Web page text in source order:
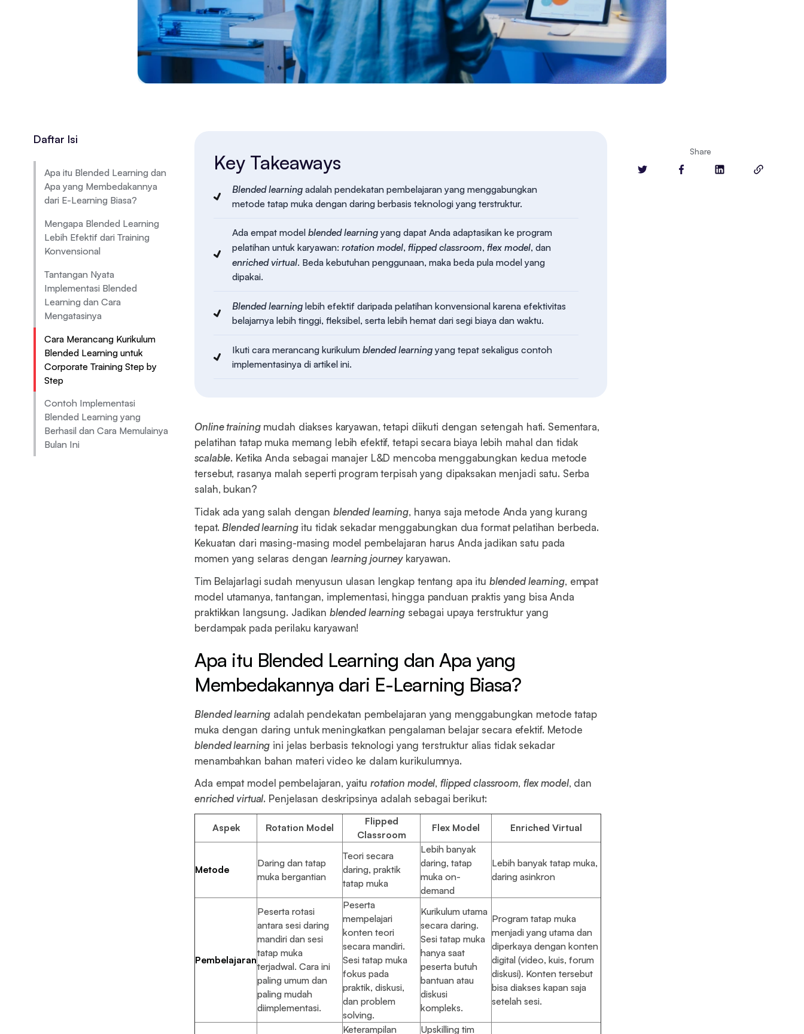
Daftar Isi
Apa itu Blended Learning dan
Apa yang Membedakannya
dari E-Learning Biasa?
Mengapa Blended Learning
Lebih Efektif dari Training
Konvensional
Tantangan Nyata
Implementasi Blended
Learning dan Cara
Mengatasinya
Cara Merancang Kurikulum
Blended Learning untuk
Corporate Training Step by
Step
Contoh Implementasi
Blended Learning yang
Berhasil dan Cara Memulainya
Bulan Ini
Key Takeaways
Blended learning adalah pendekatan pembelajaran yang menggabungkan
metode tatap muka dengan daring berbasis teknologi yang terstruktur.
Ada empat modelblended learning yang dapat Anda adaptasikan ke program
pelatihan untuk karyawan:rotation model,flipped classroom,flex model, dan
enriched virtual. Beda kebutuhan penggunaan, maka beda pula model yang
dipakai.
Blended learning lebih efektif daripada pelatihan konvensional karena efektivitas
belajarnya lebih tinggi, fleksibel, serta lebih hemat dari segi biaya dan waktu.
Ikuti cara merancang kurikulumblended learning yang tepat sekaligus contoh
implementasinya di artikel ini.
Online trainingmudah diakses karyawan, tetapi diikuti dengan setengah hati. Sementara,
pelatihan tatap muka memang lebih efektif, tetapi secara biaya lebih mahal dan tidak
scalable. Ketika Anda sebagai manajer L&D mencoba menggabungkan kedua metode
tersebut, rasanya malah seperti program terpisah yang dipaksakan menjadi satu. Serba
salah, bukan?
Tidak ada yang salah dengan blended learning, hanya saja metode Anda yang kurang
tepat. Blended learningitu tidak sekadar menggabungkan dua format pelatihan berbeda.
Kekuatan dari masing-masing model pembelajaran harus Anda jadikan satu pada
momen yang selaras denganlearning journeykaryawan.
Tim Belajarlagi sudah menyusun ulasan lengkap tentang apa itu blended learning, empat
model utamanya, tantangan, implementasi, hingga panduan praktis yang bisa Anda
praktikkan langsung. Jadikan blended learningsebagai upaya terstruktur yang
berdampak pada perilaku karyawan!
Apa itu Blended Learning dan Apa yang
Membedakannya dari E-Learning Biasa?
Blended learning adalah pendekatan pembelajaran yang menggabungkan metode tatap
muka dengan daring untuk meningkatkan pengalaman belajar secara efektif. Metode
blended learning ini jelas berbasis teknologi yang terstruktur alias tidak sekadar
menambahkan bahan materi video ke dalam kurikulumnya.
Ada empat model pembelajaran, yaitu rotation model,flipped classroom, flex model, dan
enriched virtual. Penjelasan deskripsinya adalah sebagai berikut:
Aspek Rotation Model
Flipped
Classroom
Flex Model Enriched Virtual
Metode
Daring dan tatap
muka bergantian
Teori secara
daring, praktik
tatap muka
Lebih banyak
daring, tatap
muka on-
demand
Lebih banyak tatap muka,
daring asinkron
Pembelajaran
Peserta rotasi
antara sesi daring
mandiri dan sesi
tatap muka
terjadwal. Cara ini
paling umum dan
paling mudah
diimplementasi.
Peserta
mempelajari
konten teori
secara mandiri.
Sesi tatap muka
fokus pada
praktik, diskusi,
dan problem
solving.
Kurikulum utama
secara daring.
Sesi tatap muka
hanya saat
peserta butuh
bantuan atau
diskusi
kompleks.
Program tatap muka
menjadi yang utama dan
diperkaya dengan konten
digital (video, kuis, forum
diskusi). Konten tersebut
bisa diakses kapan saja
setelah sesi.
Keterampilan
Upskilling tim
Share